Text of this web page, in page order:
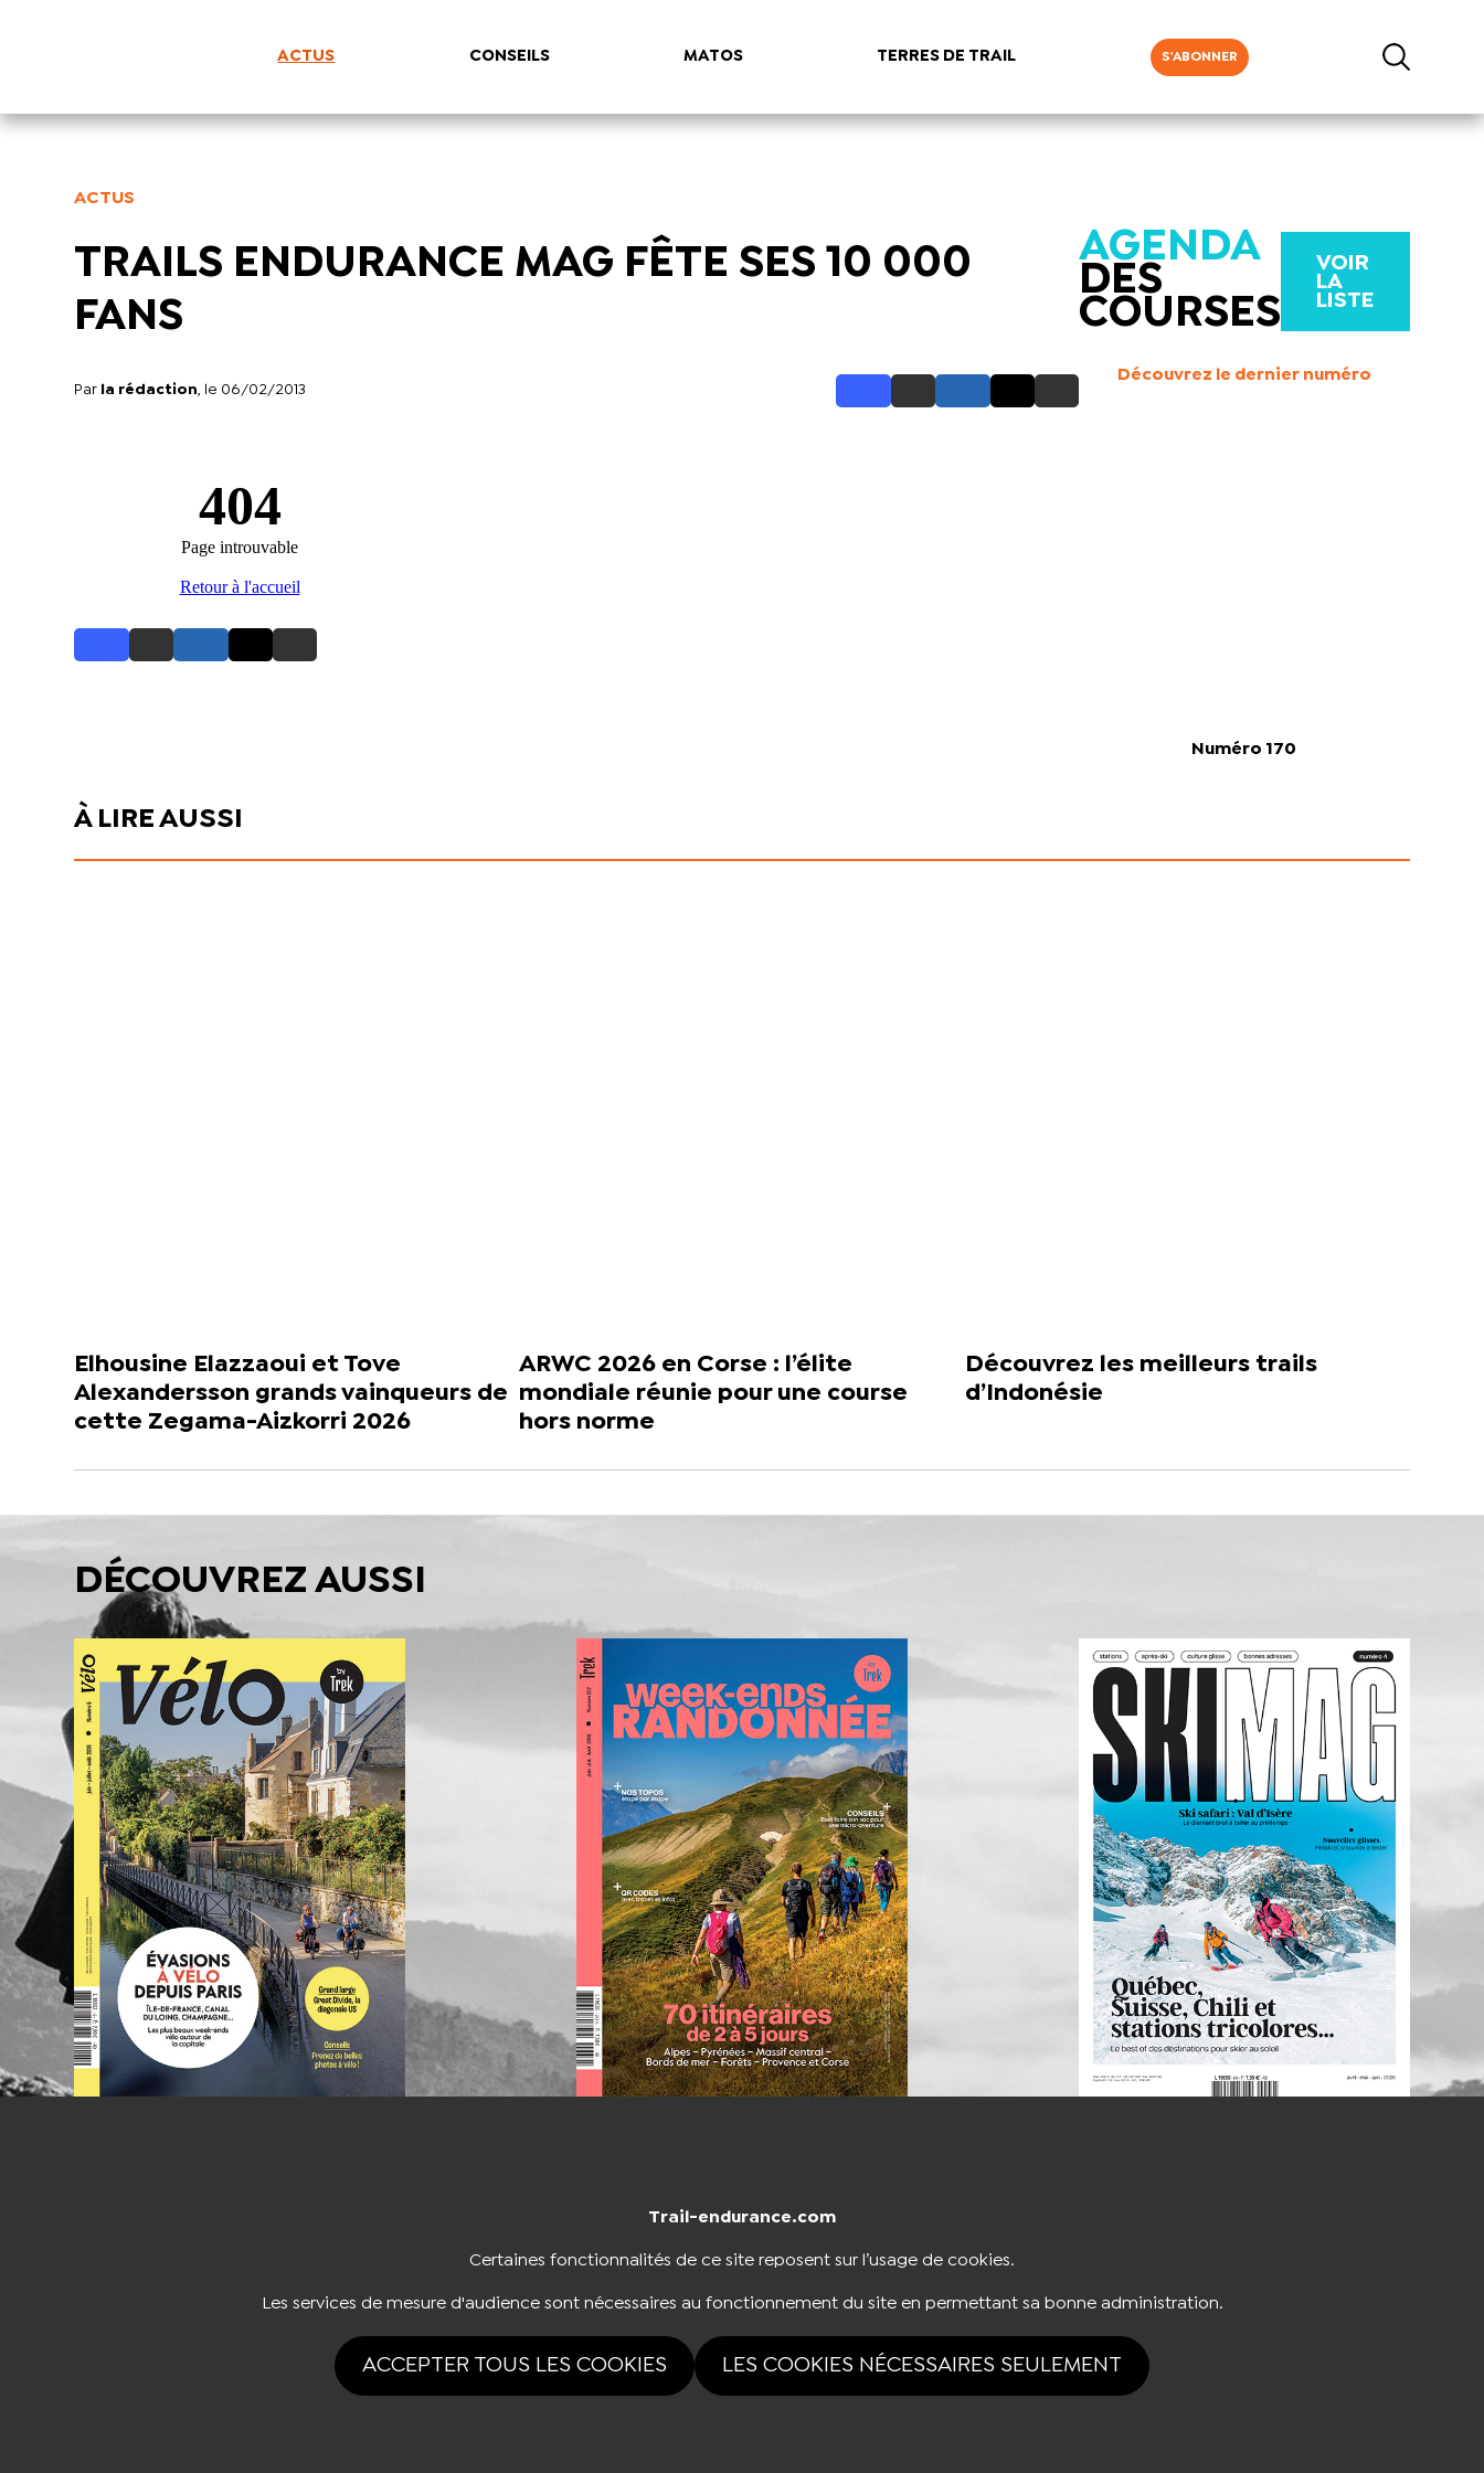
Trail-endurance.com
Certaines fonctionnalités de ce site reposent sur l’usage de cookies.
Les services de mesure d'audience sont nécessaires au fonctionnement du site en permettant sa bonne administration.
ACCEPTER TOUS LES COOKIES LES COOKIES NÉCESSAIRES SEULEMENT
ACTUS CONSEILS MATOS TERRES DE TRAIL S'ABONNER
ACTUS
TRAILS ENDURANCE MAG FÊTE SES 10 000
FANS
Par la rédaction , le 06/02/2013
AGENDA
DES
COURSES
VOIR
LA
LISTE
Découvrez le dernier numéro
Numéro 170
À LIRE AUSSI
Elhousine Elazzaoui et Tove
Alexandersson grands vainqueurs de
cette Zegama-Aizkorri 2026
ARWC 2026 en Corse : l’élite
mondiale réunie pour une course
hors norme
Découvrez les meilleurs trails
d’Indonésie
DÉCOUVREZ AUSSI
BOUTIQUE